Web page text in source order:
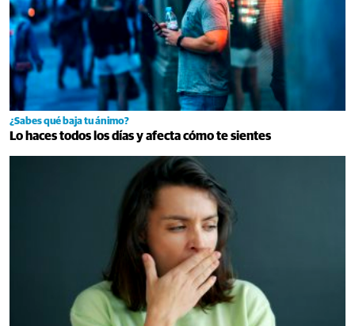
¿Sabes qué baja tu ánimo?
Lo haces todos los días y afecta cómo te sientes